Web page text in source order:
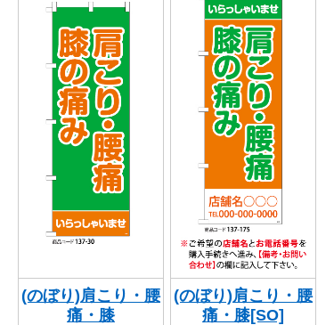
(のぼり)肩こり・腰
痛・膝
(のぼり)肩こり・腰
痛・膝[SO]